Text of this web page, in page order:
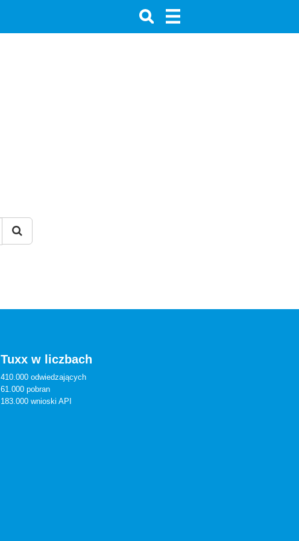
Tuxx w liczbach
410.000 odwiedzających
61.000 pobran
183.000 wnioski API